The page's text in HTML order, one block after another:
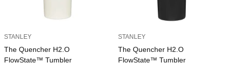
STANLEY
The Quencher H2.O
FlowState™ Tumbler
STANLEY
The Quencher H2.O
FlowState™ Tumbler